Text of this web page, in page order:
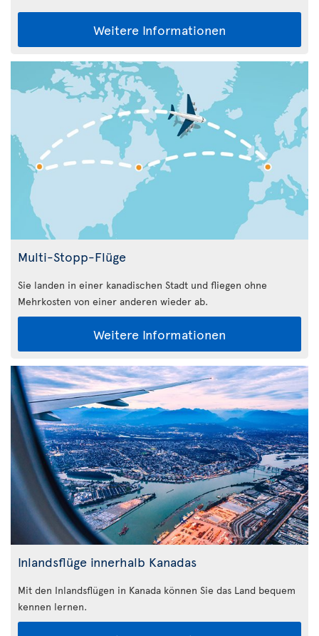
Weitere Informationen
Multi-Stopp-Flüge
Sie landen in einer kanadischen Stadt und fliegen ohne
Mehrkosten von einer anderen wieder ab.
Weitere Informationen
Inlandsflüge innerhalb Kanadas
Mit den Inlandsflügen in Kanada können Sie das Land bequem
kennen lernen.